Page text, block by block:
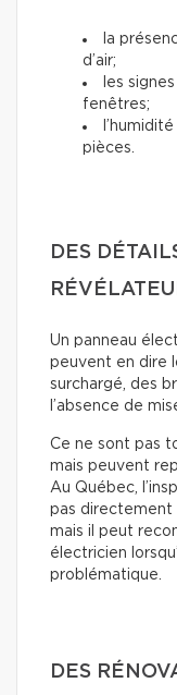
la
d’air;
les
fenêtres;
pièces.
DES
Un panneau
peuvent en dire
surchargé, des
l’absence de
Ce ne sont pas
mais peuvent
Au Québec,
pas directement
mais il peut
électricien
problématique.
DES